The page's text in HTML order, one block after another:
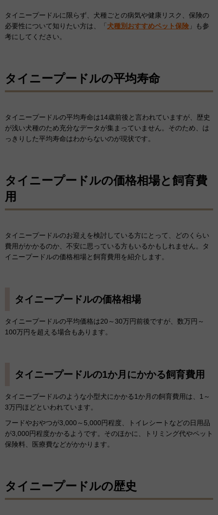
タイニープードルに限らず、犬種ごとの病気や健康リスク、保険の
必要性について知りたい方は、「 犬種別おすすめペット保険 」も参
考にしてください。
タイニープードルの平均寿命
タイニープードルの平均寿命は14歳前後と言われていますが、歴史
が浅い犬種のため充分なデータが集まっていません。そのため、は
っきりした平均寿命はわからないのが現状です。
タイニープードルの価格相場と飼育費
用
タイニープードルのお迎えを検討している方にとって、どのくらい
費用がかかるのか、不安に思っている方もいるかもしれません。タ
イニープードルの価格相場と飼育費用を紹介します。
タイニープードルの価格相場
タイニープードルの平均価格は20～30万円前後ですが、数万円～
100万円を超える場合もあります。
タイニープードルの1か月にかかる飼育費用
タイニープードルのような小型犬にかかる1か月の飼育費用は、1～
3万円ほどといわれています。
フードやおやつが3,000～5,000円程度、トイレシートなどの日用品
が3,000円程度かかるようです。そのほかに、トリミング代やペット
保険料、医療費などがかかります。
タイニープードルの歴史